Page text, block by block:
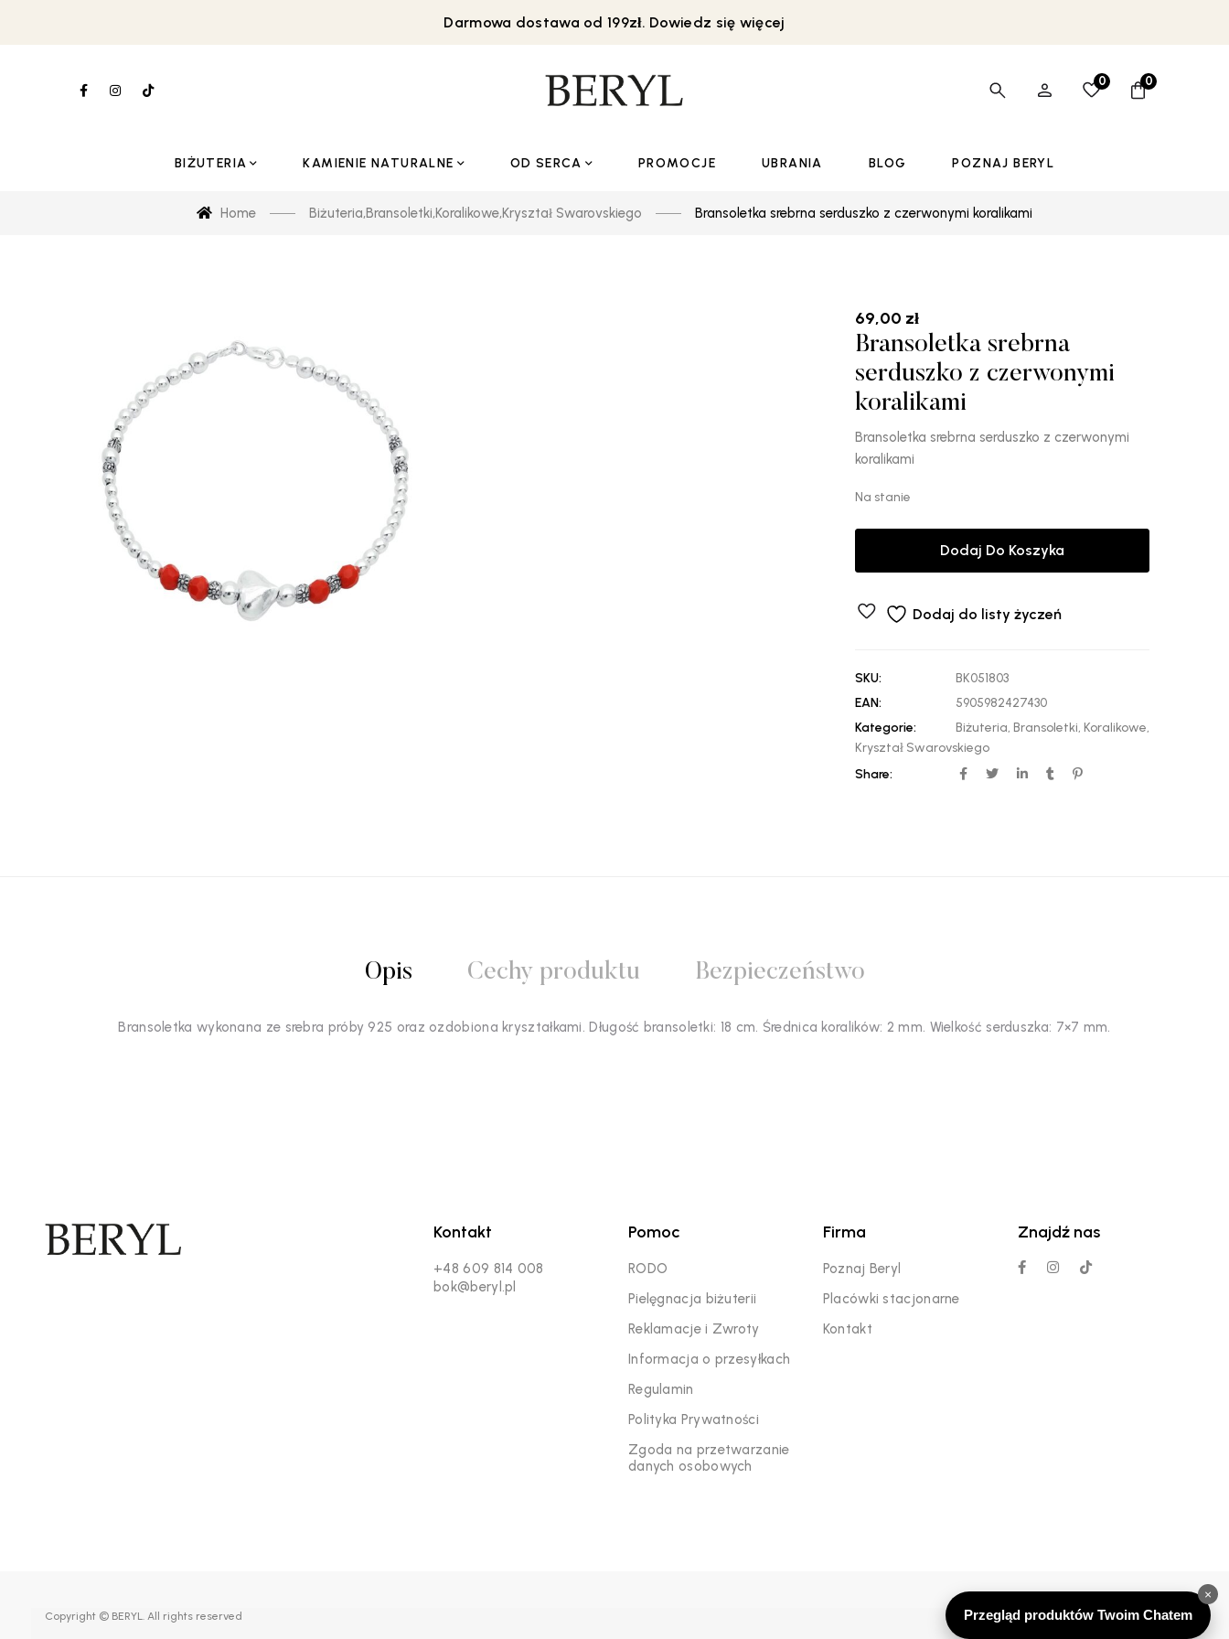
Darmowa dostawa od 199zł. Dowiedz się więcej
0 0
BIŻUTERIA KAMIENIE NATURALNE OD SERCA PROMOCJE UBRANIA BLOG POZNAJ BERYL
Home Biżuteria,Bransoletki,Koralikowe,Kryształ Swarovskiego Bransoletka srebrna serduszko z czerwonymi koralikami
69,00 zł
Bransoletka srebrna
serduszko z czerwonymi
koralikami
Bransoletka srebrna serduszko z czerwonymi
koralikami
Na stanie
Dodaj Do Koszyka
Dodaj do listy życzeń
SKU:
BK051803
EAN:
5905982427430
Kategorie:
Biżuteria, Bransoletki, Koralikowe,
Kryształ Swarovskiego
Share:
Opis Cechy produktu Bezpieczeństwo
Bransoletka wykonana ze srebra próby 925 oraz ozdobiona kryształkami. Długość bransoletki: 18 cm. Średnica koralików: 2 mm. Wielkość serduszka: 7×7 mm.
Kontakt
+48 609 814 008
bok@beryl.pl
Pomoc
RODO
Pielęgnacja biżuterii
Reklamacje i Zwroty
Informacja o przesyłkach
Regulamin
Polityka Prywatności
Zgoda na przetwarzanie
danych osobowych
Firma
Poznaj Beryl
Placówki stacjonarne
Kontakt
Znajdź nas
Copyright © BERYL. All rights reserved
×
Przegląd produktów Twoim Chatem